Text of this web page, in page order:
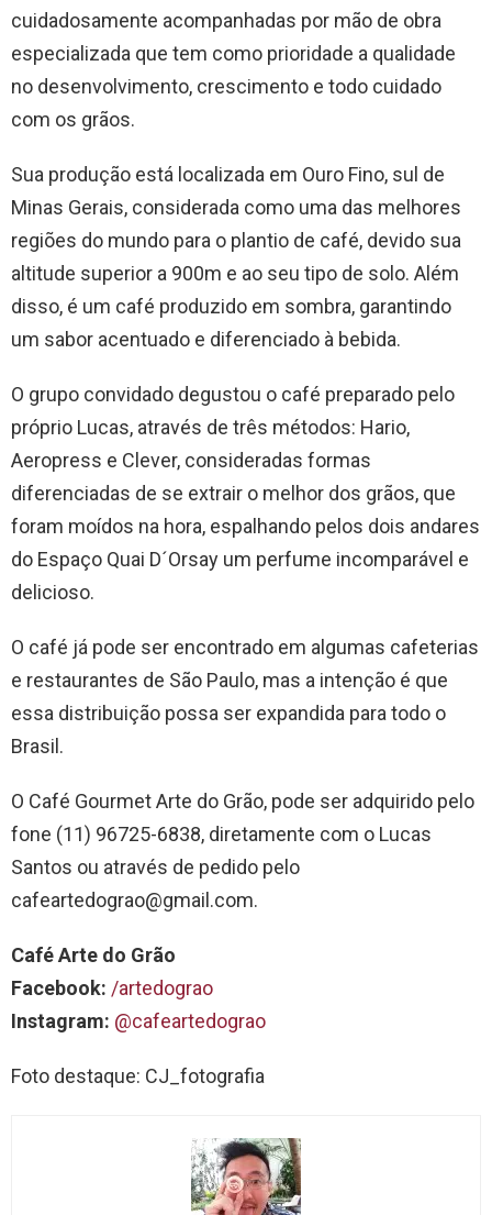
cuidadosamente acompanhadas por mão de obra
especializada que tem como prioridade a qualidade
no desenvolvimento, crescimento e todo cuidado
com os grãos.
Sua produção está localizada em Ouro Fino, sul de
Minas Gerais, considerada como uma das melhores
regiões do mundo para o plantio de café, devido sua
altitude superior a 900m e ao seu tipo de solo. Além
disso, é um café produzido em sombra, garantindo
um sabor acentuado e diferenciado à bebida.
O grupo convidado degustou o café preparado pelo
próprio Lucas, através de três métodos: Hario,
Aeropress e Clever, consideradas formas
diferenciadas de se extrair o melhor dos grãos, que
foram moídos na hora, espalhando pelos dois andares
do Espaço Quai D´Orsay um perfume incomparável e
delicioso.
O café já pode ser encontrado em algumas cafeterias
e restaurantes de São Paulo, mas a intenção é que
essa distribuição possa ser expandida para todo o
Brasil.
O Café Gourmet Arte do Grão, pode ser adquirido pelo
fone (11) 96725-6838, diretamente com o Lucas
Santos ou através de pedido pelo
cafeartedograo@gmail.com.
Café Arte do Grão
Facebook: /artedograo
Instagram: @cafeartedograo
Foto destaque: CJ_fotografia